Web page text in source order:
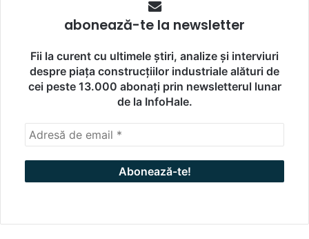
abonează-te la newsletter
Fii la curent cu ultimele știri, analize și interviuri
despre piața construcțiilor industriale alături de
cei peste 13.000 abonați prin newsletterul lunar
de la InfoHale.